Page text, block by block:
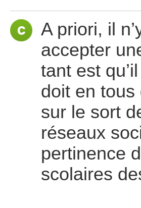
A priori, il
accepter
tant est
doit en tous
sur le sort
réseaux
pertinence
scolaires